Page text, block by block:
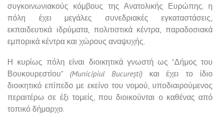
συγκοινωνιακούς κόμβους της Ανατολικής Ευρώπης. η
πόλη έχει μεγάλες συνεδριακές εγκαταστάσεις,
εκπαιδευτικά ιδρύματα, πολιτιστικά κέντρα, παραδοσιακά
εμπορικά κέντρα και χώρους αναψυχής.
Η κυρίως πόλη είναι διοικητικά γνωστή ως "Δήμος του
Βουκουρεστίου" (Municipiul București)και έχει το ίδιο
διοικητικό επίπεδο με εκείνο του νομού, υποδιαιρούμενος
περαιτέρω σε έξι τομείς, που διοικούνται ο καθένας από
τοπικό δήμαρχο.